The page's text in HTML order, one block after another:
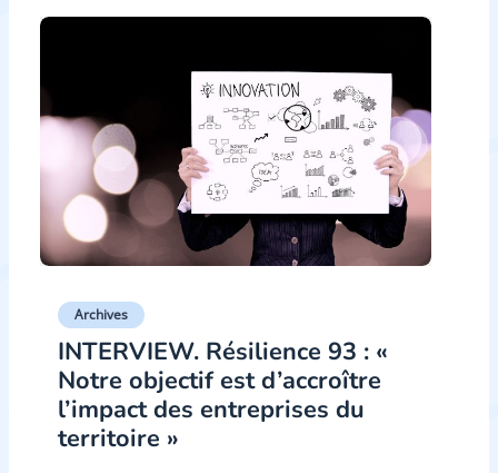
Archives
INTERVIEW. Résilience 93 : «
Notre objectif est d’accroître
l’impact des entreprises du
territoire »